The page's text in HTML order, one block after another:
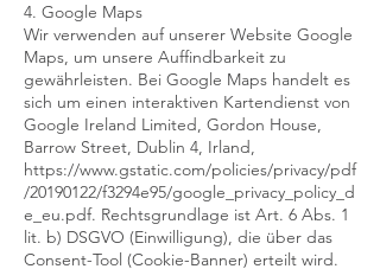
4. Google Maps
Wir verwenden auf unserer Website Google
Maps, um unsere Auffindbarkeit zu
gewährleisten. Bei Google Maps handelt es
sich um einen interaktiven Kartendienst von
Google Ireland Limited, Gordon House,
Barrow Street, Dublin 4, Irland,
https://www.gstatic.com/policies/privacy/pdf
/20190122/f3294e95/google_privacy_policy_d
e_eu.pdf. Rechtsgrundlage ist Art. 6 Abs. 1
lit. b) DSGVO (Einwilligung), die über das
Consent-Tool (Cookie-Banner) erteilt wird.